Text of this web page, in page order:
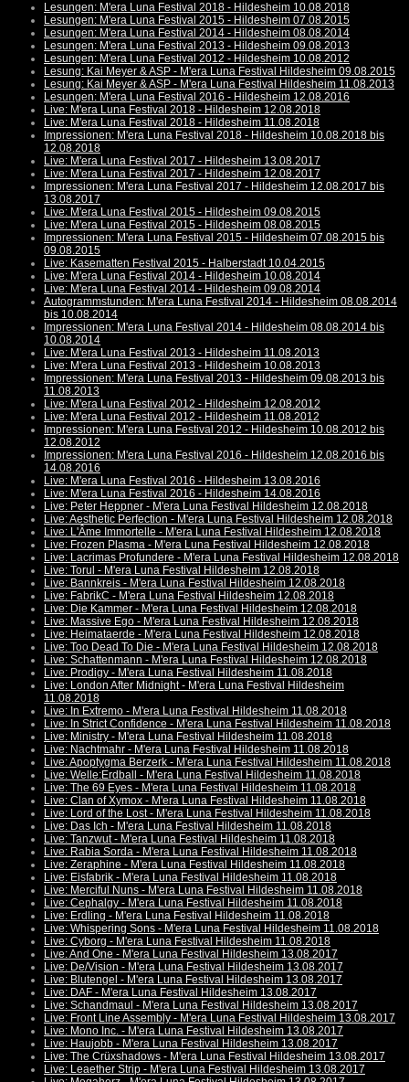
Lesungen: M'era Luna Festival 2018 - Hildesheim 10.08.2018
Lesungen: M'era Luna Festival 2015 - Hildesheim 07.08.2015
Lesungen: M'era Luna Festival 2014 - Hildesheim 08.08.2014
Lesungen: M'era Luna Festival 2013 - Hildesheim 09.08.2013
Lesungen: M'era Luna Festival 2012 - Hildesheim 10.08.2012
Lesung: Kai Meyer & ASP - M'era Luna Festival Hildesheim 09.08.2015
Lesung: Kai Meyer & ASP - M'era Luna Festival Hildesheim 11.08.2013
Lesungen: M'era Luna Festival 2016 - Hildesheim 12.08.2016
Live: M'era Luna Festival 2018 - Hildesheim 12.08.2018
Live: M'era Luna Festival 2018 - Hildesheim 11.08.2018
Impressionen: M'era Luna Festival 2018 - Hildesheim 10.08.2018 bis
12.08.2018
Live: M'era Luna Festival 2017 - Hildesheim 13.08.2017
Live: M'era Luna Festival 2017 - Hildesheim 12.08.2017
Impressionen: M'era Luna Festival 2017 - Hildesheim 12.08.2017 bis
13.08.2017
Live: M'era Luna Festival 2015 - Hildesheim 09.08.2015
Live: M'era Luna Festival 2015 - Hildesheim 08.08.2015
Impressionen: M'era Luna Festival 2015 - Hildesheim 07.08.2015 bis
09.08.2015
Live: Kasematten Festival 2015 - Halberstadt 10.04.2015
Live: M'era Luna Festival 2014 - Hildesheim 10.08.2014
Live: M'era Luna Festival 2014 - Hildesheim 09.08.2014
Autogrammstunden: M'era Luna Festival 2014 - Hildesheim 08.08.2014
bis 10.08.2014
Impressionen: M'era Luna Festival 2014 - Hildesheim 08.08.2014 bis
10.08.2014
Live: M'era Luna Festival 2013 - Hildesheim 11.08.2013
Live: M'era Luna Festival 2013 - Hildesheim 10.08.2013
Impressionen: M'era Luna Festival 2013 - Hildesheim 09.08.2013 bis
11.08.2013
Live: M'era Luna Festival 2012 - Hildesheim 12.08.2012
Live: M'era Luna Festival 2012 - Hildesheim 11.08.2012
Impressionen: M'era Luna Festival 2012 - Hildesheim 10.08.2012 bis
12.08.2012
Impressionen: M'era Luna Festival 2016 - Hildesheim 12.08.2016 bis
14.08.2016
Live: M'era Luna Festival 2016 - Hildesheim 13.08.2016
Live: M'era Luna Festival 2016 - Hildesheim 14.08.2016
Live: Peter Heppner - M'era Luna Festival Hildesheim 12.08.2018
Live: Aesthetic Perfection - M'era Luna Festival Hildesheim 12.08.2018
Live: L'Âme Immortelle - M'era Luna Festival Hildesheim 12.08.2018
Live: Frozen Plasma - M'era Luna Festival Hildesheim 12.08.2018
Live: Lacrimas Profundere - M'era Luna Festival Hildesheim 12.08.2018
Live: Torul - M'era Luna Festival Hildesheim 12.08.2018
Live: Bannkreis - M'era Luna Festival Hildesheim 12.08.2018
Live: FabrikC - M'era Luna Festival Hildesheim 12.08.2018
Live: Die Kammer - M'era Luna Festival Hildesheim 12.08.2018
Live: Massive Ego - M'era Luna Festival Hildesheim 12.08.2018
Live: Heimataerde - M'era Luna Festival Hildesheim 12.08.2018
Live: Too Dead To Die - M'era Luna Festival Hildesheim 12.08.2018
Live: Schattenmann - M'era Luna Festival Hildesheim 12.08.2018
Live: Prodigy - M'era Luna Festival Hildesheim 11.08.2018
Live: London After Midnight - M'era Luna Festival Hildesheim
11.08.2018
Live: In Extremo - M'era Luna Festival Hildesheim 11.08.2018
Live: In Strict Confidence - M'era Luna Festival Hildesheim 11.08.2018
Live: Ministry - M'era Luna Festival Hildesheim 11.08.2018
Live: Nachtmahr - M'era Luna Festival Hildesheim 11.08.2018
Live: Apoptygma Berzerk - M'era Luna Festival Hildesheim 11.08.2018
Live: Welle:Erdball - M'era Luna Festival Hildesheim 11.08.2018
Live: The 69 Eyes - M'era Luna Festival Hildesheim 11.08.2018
Live: Clan of Xymox - M'era Luna Festival Hildesheim 11.08.2018
Live: Lord of the Lost - M'era Luna Festival Hildesheim 11.08.2018
Live: Das Ich - M'era Luna Festival Hildesheim 11.08.2018
Live: Tanzwut - M'era Luna Festival Hildesheim 11.08.2018
Live: Rabia Sorda - M'era Luna Festival Hildesheim 11.08.2018
Live: Zeraphine - M'era Luna Festival Hildesheim 11.08.2018
Live: Eisfabrik - M'era Luna Festival Hildesheim 11.08.2018
Live: Merciful Nuns - M'era Luna Festival Hildesheim 11.08.2018
Live: Cephalgy - M'era Luna Festival Hildesheim 11.08.2018
Live: Erdling - M'era Luna Festival Hildesheim 11.08.2018
Live: Whispering Sons - M'era Luna Festival Hildesheim 11.08.2018
Live: Cyborg - M'era Luna Festival Hildesheim 11.08.2018
Live: And One - M'era Luna Festival Hildesheim 13.08.2017
Live: De/Vision - M'era Luna Festival Hildesheim 13.08.2017
Live: Blutengel - M'era Luna Festival Hildesheim 13.08.2017
Live: DAF - M'era Luna Festival Hildesheim 13.08.2017
Live: Schandmaul - M'era Luna Festival Hildesheim 13.08.2017
Live: Front Line Assembly - M'era Luna Festival Hildesheim 13.08.2017
Live: Mono Inc. - M'era Luna Festival Hildesheim 13.08.2017
Live: Haujobb - M'era Luna Festival Hildesheim 13.08.2017
Live: The Crüxshadows - M'era Luna Festival Hildesheim 13.08.2017
Live: Leaether Strip - M'era Luna Festival Hildesheim 13.08.2017